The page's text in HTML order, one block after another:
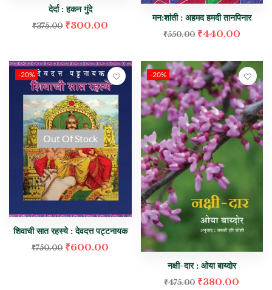
देर्दा : हकन गुंदे
₹375.00 ₹300.00
मन:शांती : अहमद हमदी तानपिनार
₹550.00 ₹440.00
-20%
Out Of Stock
शिवाची सात रहस्ये : देवदत्त पट्टनायक
₹750.00 ₹600.00
-20%
नक्षी-दार : ओया बाय्दोर
₹475.00 ₹380.00